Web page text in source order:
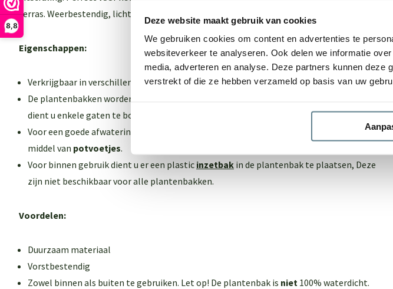
8,8
Deze website maakt gebruik van cookies
We gebruiken cookies om content en advertenties te
websiteverkeer te analyseren. Ook delen we informatie
media, adverteren en analyse. Deze partners kunnen deze
verstrekt of die ze hebben verzameld op basis van uw
terras. Weerbestendig, licht van gewicht en zeer eenvoudig te onderhouden.
Eigenschappen:
Verkrijgbaar in verschillende kleuren en maten
De plantenbakken worden geleverd
dient u enkele gaten te boren.
Voor een goede afwatering dient u de plantenbak 1-2 cm van de grond te plaatsen door
middel van potvoetjes.
Voor binnen gebruik dient u er een plastic inzetbak in de plantenbak te plaatsen, Deze
zijn niet beschikbaar voor alle plantenbakken.
Voordelen:
Duurzaam materiaal
Vorstbestendig
Zowel binnen als buiten te gebruiken. Let op! De plantenbak is niet 100% waterdicht.